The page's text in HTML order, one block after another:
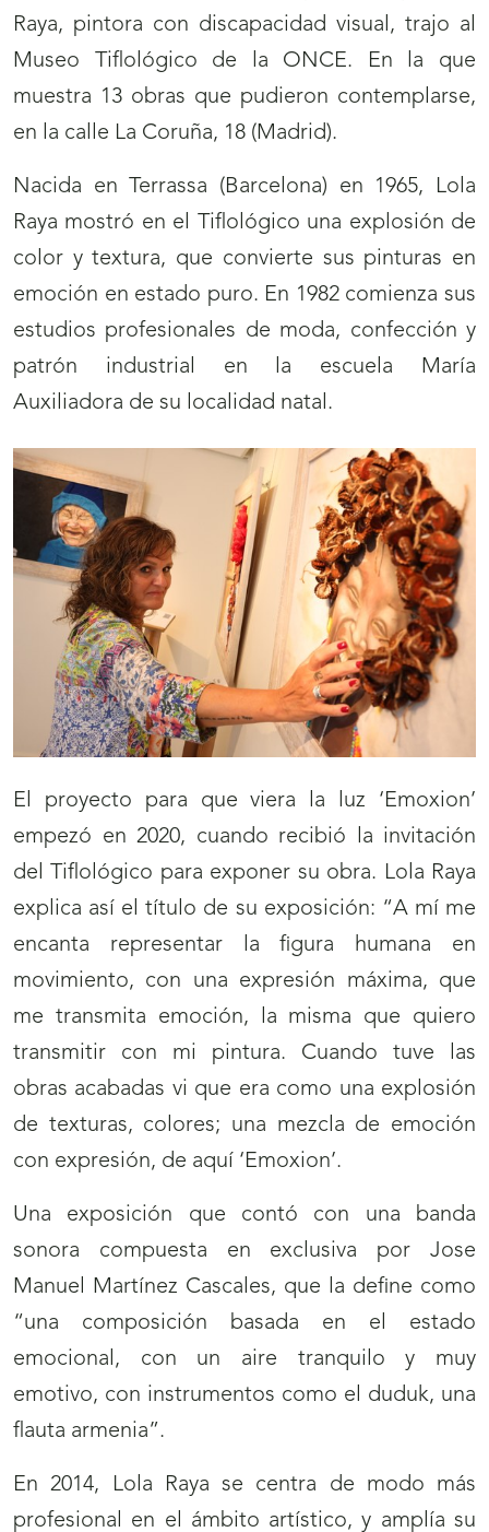
Raya, pintora con discapacidad visual, trajo al
Museo Tiflológico de la ONCE. En la que
muestra 13 obras que pudieron contemplarse,
en la calle La Coruña, 18 (Madrid).
Nacida en Terrassa (Barcelona) en 1965, Lola
Raya mostró en el Tiflológico una explosión de
color y textura, que convierte sus pinturas en
emoción en estado puro. En 1982 comienza sus
estudios profesionales de moda, confección y
patrón industrial en la escuela María
Auxiliadora de su localidad natal.
El proyecto para que viera la luz ‘Emoxion’
empezó en 2020, cuando recibió la invitación
del Tiflológico para exponer su obra. Lola Raya
explica así el título de su exposición: “A mí me
encanta representar la figura humana en
movimiento, con una expresión máxima, que
me transmita emoción, la misma que quiero
transmitir con mi pintura. Cuando tuve las
obras acabadas vi que era como una explosión
de texturas, colores; una mezcla de emoción
con expresión, de aquí ‘Emoxion’.
Una exposición que contó con una banda
sonora compuesta en exclusiva por Jose
Manuel Martínez Cascales, que la define como
“una composición basada en el estado
emocional, con un aire tranquilo y muy
emotivo, con instrumentos como el duduk, una
flauta armenia”.
En 2014, Lola Raya se centra de modo más
profesional en el ámbito artístico, y amplía su